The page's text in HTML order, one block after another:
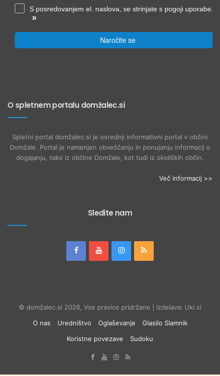
S posredovanjem el. naslova, se strinjate s pogoji uporabe.
»
Naročite se
O spletnem portalu domžalec.si
Spletni portal domžalec.si je osrednji informativni portal v občini
Domžale. Portal je namenjen obveščanju in ponujanju informacij o
dogajanju, tako iz občine Domžale, kot tudi iz okoliških občin.
Več informacij >>
Sledite nam
© domžalec.si 2026, Vse pravice pridržane | Izdelava: Uki.si
O nas
Uredništvo Oglaševanje
Glasilo Slamnik
Koristne povezave
Sudoku